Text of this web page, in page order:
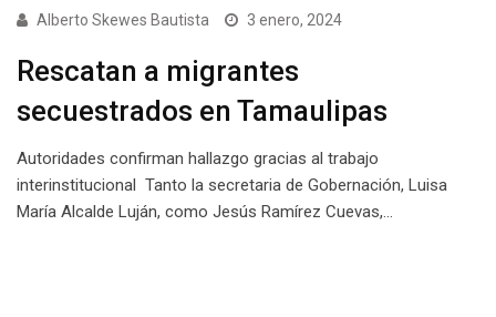
Alberto Skewes Bautista 3 enero, 2024
Rescatan a migrantes
secuestrados en Tamaulipas
Autoridades confirman hallazgo gracias al trabajo
interinstitucional Tanto la secretaria de Gobernación, Luisa
María Alcalde Luján, como Jesús Ramírez Cuevas,…